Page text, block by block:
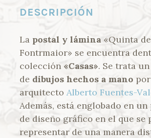
DESCRIPCIÓN
La postal y lámina «Quinta de
Fontrmaior» se encuentra
colección «Casas». Se trata
de dibujos hechos a mano
arquitecto Alberto Fuentes-
Además, está englobado en
de diseño gráfico en el que se
representar de una manera